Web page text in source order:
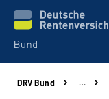
Beratung & Kontakt
DRV Bund …